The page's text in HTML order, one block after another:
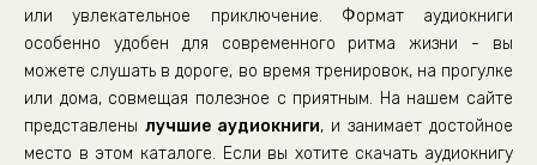
или увлекательное приключение. Формат аудиокниги
особенно удобен для современного ритма жизни - вы
можете слушать в дороге, во время тренировок, на прогулке
или дома, совмещая полезное с приятным. На нашем сайте
представлены лучшие аудиокниги, и занимает достойное
место в этом каталоге. Если вы хотите скачать аудиокнигу